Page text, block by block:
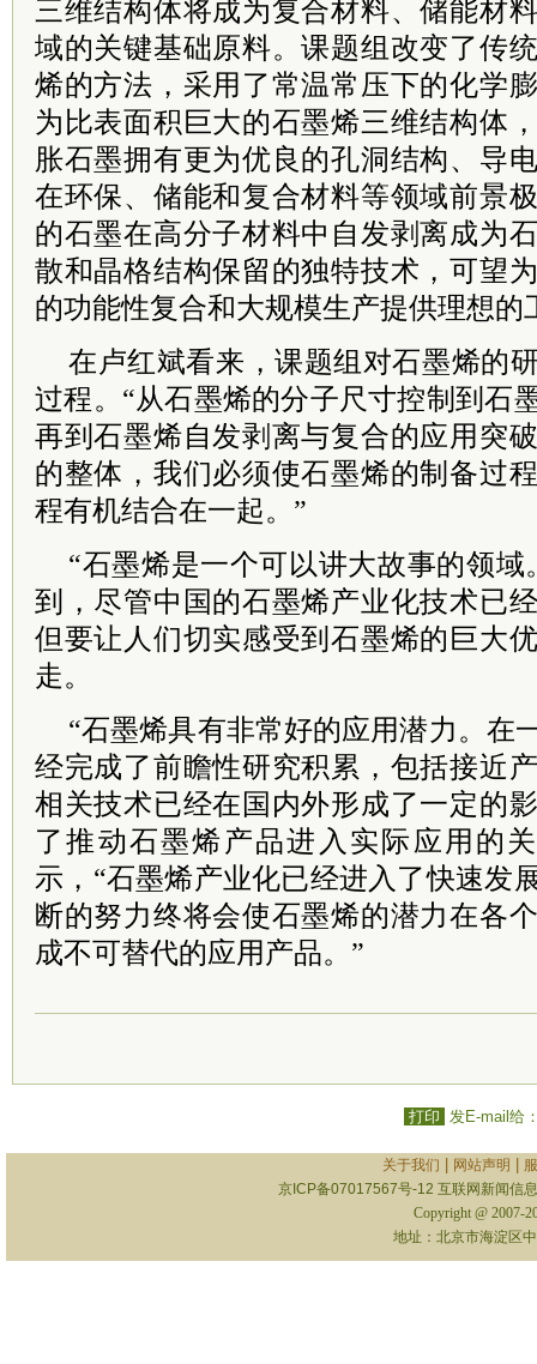
三维结构体将成为复合材料、储能材
域的关键基础原料。课题组改变了传
烯的方法，采用了常温常压下的化学
为比表面积巨大的石墨烯三维结构体
胀石墨拥有更为优良的孔洞结构、导
在环保、储能和复合材料等领域前景
的石墨在高分子材料中自发剥离成为
散和晶格结构保留的独特技术，可望
的功能性复合和大规模生产提供理想的
在卢红斌看来，课题组对石墨烯的
过程。“从石墨烯的分子尺寸控制到石
再到石墨烯自发剥离与复合的应用突
的整体，我们必须使石墨烯的制备过
程有机结合在一起。”
“石墨烯是一个可以讲大故事的领域
到，尽管中国的石墨烯产业化技术已
但要让人们切实感受到石墨烯的巨大
走。
“石墨烯具有非常好的应用潜力。在
经完成了前瞻性研究积累，包括接近
相关技术已经在国内外形成了一定的
了推动石墨烯产品进入实际应用的
示，“石墨烯产业化已经进入了快速发
断的努力终将会使石墨烯的潜力在各
成不可替代的应用产品。”
打印 发E-mail给
关于我们 网站声明
京ICP备07017567号-12 互联网新闻信
Copyright @ 2007-
地址：北京市海淀区